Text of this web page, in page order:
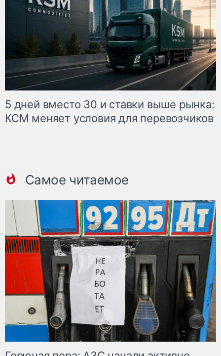
5 дней вместо 30 и ставки выше рынка:
КСМ меняет условия для перевозчиков
Самое читаемое